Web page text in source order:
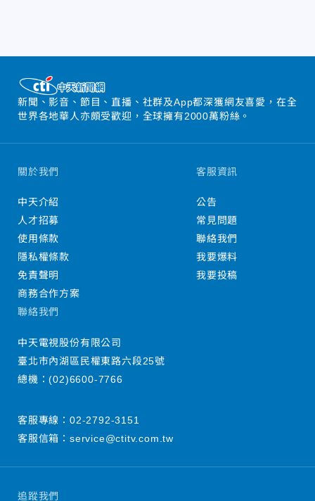
新聞、影音、節目、直播、社群及App都深獲網友喜愛，在全
世界各地華人亦頗受歡迎，全球擁有2000萬粉絲。
追蹤我們
關於我們
中天介紹
人才招募
使用條款
隱私權條款
免責聲明
商務合作方案
客服資訊
公告
常見問題
聯絡我們
我要爆料
我要投稿
聯絡我們
中天電視股份有限公司
臺北市內湖區民權東路六段25號
總機：(02)6600-7766
客服專線： 02-2792-3151
客服信箱： service@ctitv.com.tw